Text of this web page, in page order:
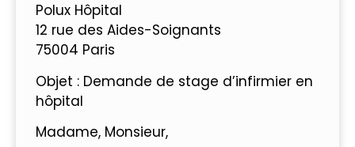
Polux Hôpital
12 rue des Aides-Soignants
75004 Paris
Objet : Demande de stage d’infirmier en
hôpital
Madame, Monsieur,